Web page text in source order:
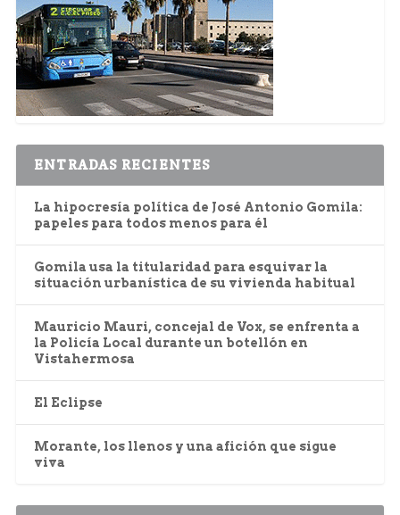
ENTRADAS RECIENTES
La hipocresía política de José Antonio Gomila:
papeles para todos menos para él
Gomila usa la titularidad para esquivar la
situación urbanística de su vivienda habitual
Mauricio Mauri, concejal de Vox, se enfrenta a
la Policía Local durante un botellón en
Vistahermosa
El Eclipse
Morante, los llenos y una afición que sigue
viva